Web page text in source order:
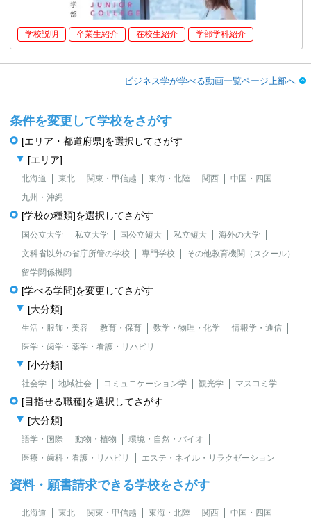
学校説明 卒業生紹介 在校生紹介 学部学科紹介
ビジネス学が学べる動画一覧ページ上部へ
条件を変更して学校をさがす
[エリア・都道府県]を選択してさがす
[エリア]
北海道 東北 関東・甲信越 東海・北陸 関西
中国・四国
九州・沖縄
[学校の種類]を選択してさがす
国公立大学 私立大学 国公立短大 私立短大
海外の大学
文科省以外の省庁所管の学校
専門学校
その他教育機関（スクール）
留学関係機関
[学べる学問]を変更してさがす
[大分類]
生活・服飾・美容 教育・保育 数学・物理・化学
情報学・通信
医学・歯学・薬学・看護・リハビリ
[小分類]
社会学 地域社会 コミュニケーション学 観光学 マスコミ学
[目指せる職種]を選択してさがす
[大分類]
語学・国際 動物・植物
環境・自然・バイオ
医療・歯科・看護・リハビリ
エステ・ネイル・リラクゼーション
資料・願書請求できる学校をさがす
北海道 東北 関東・甲信越 東海・北陸 関西 中国・四国